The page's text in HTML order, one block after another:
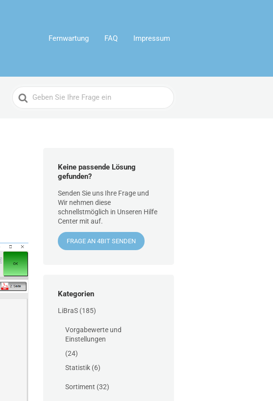
Fernwartung FAQ Impressum
Search
For
Keine passende Lösung
gefunden?
Senden Sie uns Ihre Frage und
Wir nehmen diese
schnellstmöglich in Unseren Hilfe
Center mit auf.
FRAGE AN 4BIT SENDEN
Kategorien
LiBraS (185)
Vorgabewerte und
Einstellungen
(24)
Statistik (6)
Sortiment (32)